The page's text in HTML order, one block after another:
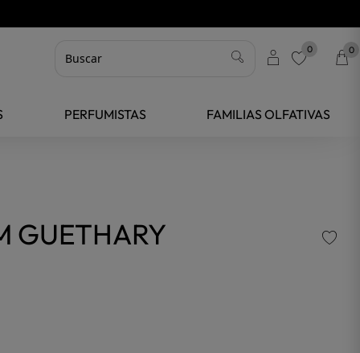
0 0
PERFUMISTAS FAMILIAS OLFATIVAS
GUETHARY